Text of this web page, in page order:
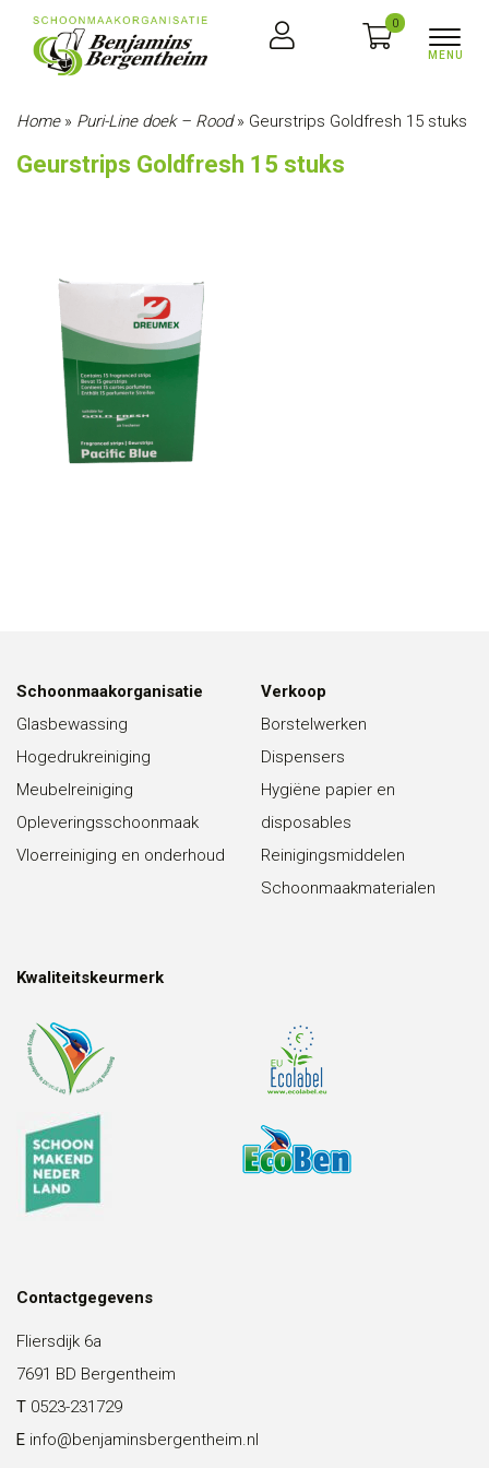
0
Home» Puri-Line doek – Rood» Geurstrips Goldfresh 15 stuks
Geurstrips Goldfresh 15 stuks
Schoonmaakorganisatie
Glasbewassing
Hogedrukreiniging
Meubelreiniging
Opleveringsschoonmaak
Vloerreiniging en onderhoud
Verkoop
Borstelwerken
Dispensers
Hygiëne papier en
disposables
Reinigingsmiddelen
Schoonmaakmaterialen
Kwaliteitskeurmerk
Contactgegevens
Fliersdijk 6a
7691 BD Bergentheim
T 0523-231729
E info@benjaminsbergentheim.nl